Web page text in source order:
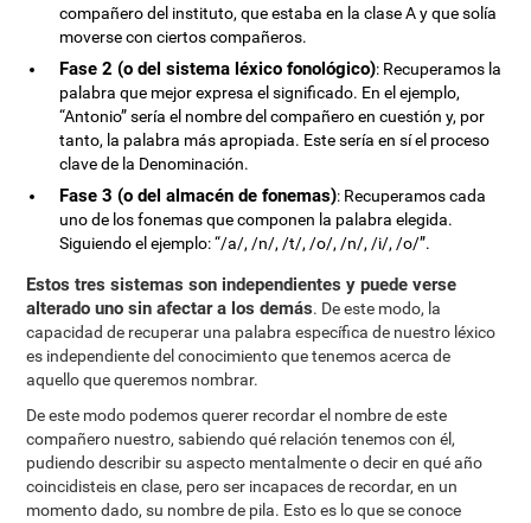
compañero del instituto, que estaba en la clase A y que solía
moverse con ciertos compañeros.
Fase 2 (o del sistema léxico fonológico): Recuperamos la
palabra que mejor expresa el significado. En el ejemplo,
“Antonio” sería el nombre del compañero en cuestión y, por
tanto, la palabra más apropiada. Este sería en sí el proceso
clave de la Denominación.
Fase 3 (o del almacén de fonemas): Recuperamos cada
uno de los fonemas que componen la palabra elegida.
Siguiendo el ejemplo: “/a/, /n/, /t/, /o/, /n/, /i/, /o/”.
Estos tres sistemas son independientes y puede verse
alterado uno sin afectar a los demás. De este modo, la
capacidad de recuperar una palabra específica de nuestro léxico
es independiente del conocimiento que tenemos acerca de
aquello que queremos nombrar.
De este modo podemos querer recordar el nombre de este
compañero nuestro, sabiendo qué relación tenemos con él,
pudiendo describir su aspecto mentalmente o decir en qué año
coincidisteis en clase, pero ser incapaces de recordar, en un
momento dado, su nombre de pila. Esto es lo que se conoce